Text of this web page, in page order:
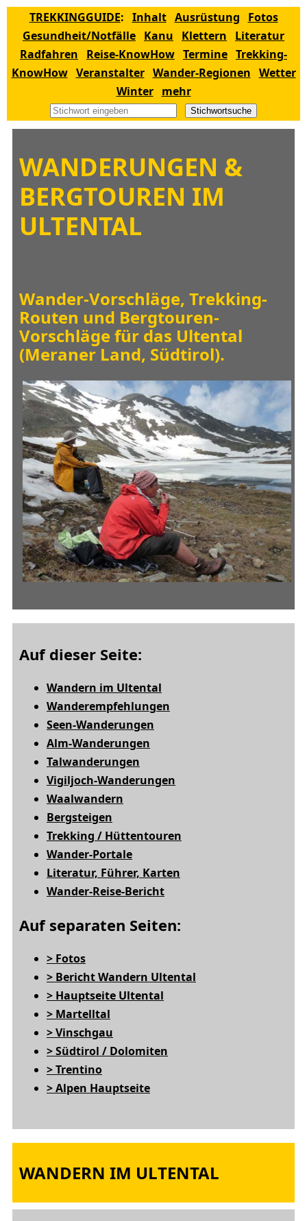
TREKKINGGUIDE: Inhalt Ausrüstung
Fotos
Gesundheit/Notfälle Kanu Klettern
Literatur
Radfahren
Reise-KnowHow Termine Trekking-
KnowHow Veranstalter Wander-Regionen Wetter
Winter
mehr
Stichwortsuche
WANDERUNGEN &
BERGTOUREN IM
ULTENTAL
Wander-Vorschläge, Trekking-
Routen und Bergtouren-
Vorschläge für das Ultental
(Meraner Land, Südtirol).
Auf dieser Seite:
Wandern im Ultental
Wanderempfehlungen
Seen-Wanderungen
Alm-Wanderungen
Talwanderungen
Vigiljoch-Wanderungen
Waalwandern
Bergsteigen
Trekking / Hüttentouren
Wander-Portale
Literatur, Führer, Karten
Wander-Reise-Bericht
Auf separaten Seiten:
> Fotos
> Bericht Wandern Ultental
> Hauptseite Ultental
> Martelltal
> Vinschgau
> Südtirol / Dolomiten
> Trentino
> Alpen Hauptseite
WANDERN IM ULTENTAL